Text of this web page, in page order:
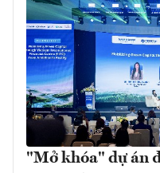
"Mở khóa" dự án